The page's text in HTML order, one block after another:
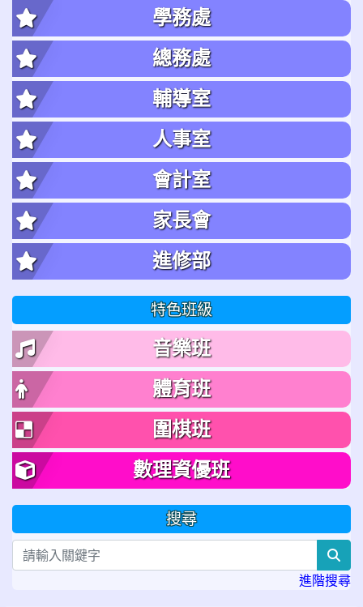
學務處
總務處
輔導室
人事室
會計室
家長會
進修部
特色班級
音樂班
體育班
圍棋班
數理資優班
搜尋
進階搜尋